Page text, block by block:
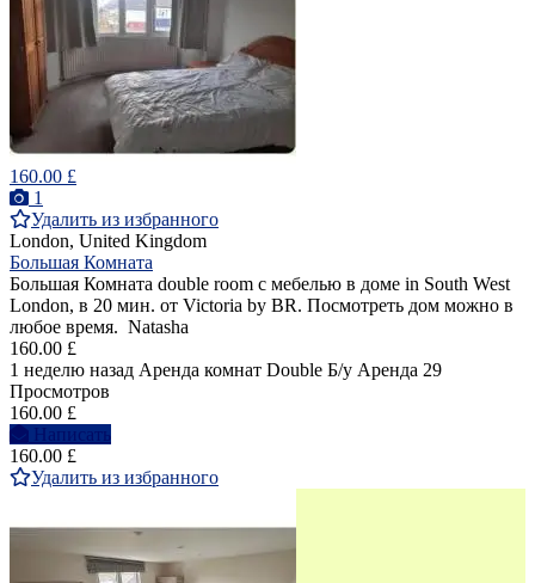
160.00 £
1
Удалить из избранного
London, United Kingdom
Большая Комната
Большая Комната double room с мебелью в доме in South West
London, в 20 мин. от Victoria by BR. Посмотреть дом можно в
любое время. Natasha
160.00 £
1 неделю назад Аренда комнат Double Б/у Аренда 29
Просмотров
160.00 £
Написать
160.00 £
Удалить из избранного